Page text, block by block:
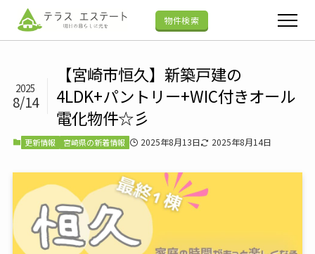
物件検索
【宮崎市恒久】新築戸建の
4LDK+パントリー+WIC付きオール
電化物件☆彡
2025
8/14
更新情報 宮崎県の新着情報 2025年8月13日 2025年8月14日